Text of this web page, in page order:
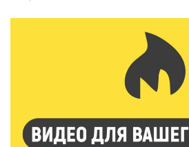
Твери
434
Сладкая программа в Твери:
рассказ о жизни пчёл
7 Авг 2026 15:41 234